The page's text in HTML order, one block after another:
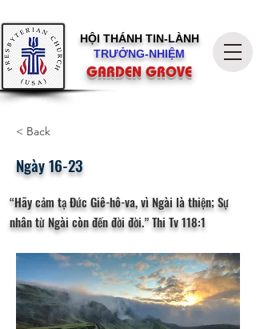
HỘI THÁNH TIN-LÀNH
TRƯỞNG-NHIỆM
GARDEN GROVE
< Back
Ngày 16-23
“Hãy cảm tạ Đức Giê-hô-va, vì Ngài là thiện; Sự
nhân từ Ngài còn đến đời đời.” Thi Tv 118:1